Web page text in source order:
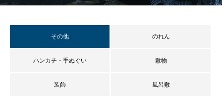
その他 のれん
ハンカチ・手ぬぐい 敷物
装飾 風呂敷